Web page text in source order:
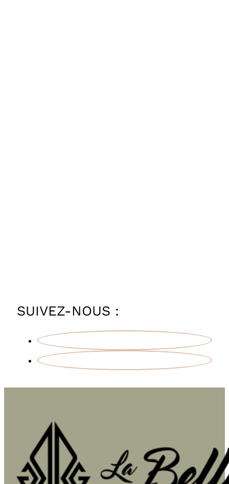
SUIVEZ-NOUS :
Facebook
Instagram